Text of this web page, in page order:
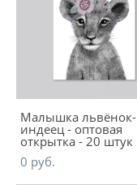
Малышка львёнок-
индеец - оптовая
открытка - 20 штук
0 pуб.